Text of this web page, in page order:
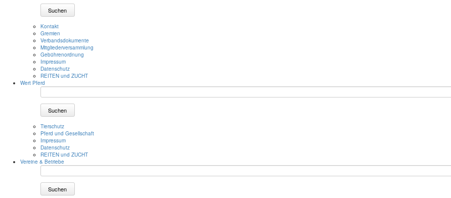
Suchen
Kontakt
Gremien
Verbandsdokumente
Mitgliederversammlung
Gebührenordnung
Impressum
Datenschutz
REITEN und ZUCHT
Wert Pferd
Suchen
Tierschutz
Pferd und Gesellschaft
Impressum
Datenschutz
REITEN und ZUCHT
Vereine & Betriebe
Suchen